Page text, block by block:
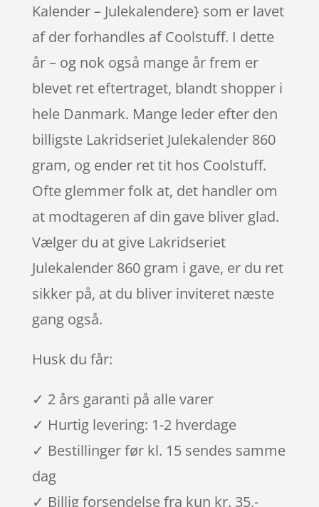
Kalender – Julekalendere} som er lavet
af der forhandles af Coolstuff. I dette
år – og nok også mange år frem er
blevet ret eftertraget, blandt shopper i
hele Danmark. Mange leder efter den
billigste Lakridseriet Julekalender 860
gram, og ender ret tit hos Coolstuff.
Ofte glemmer folk at, det handler om
at modtageren af din gave bliver glad.
Vælger du at give Lakridseriet
Julekalender 860 gram i gave, er du ret
sikker på, at du bliver inviteret næste
gang også.
Husk du får:
✓ 2 års garanti på alle varer
✓ Hurtig levering: 1-2 hverdage
✓ Bestillinger før kl. 15 sendes samme
dag
✓ Billig forsendelse fra kun kr. 35,-